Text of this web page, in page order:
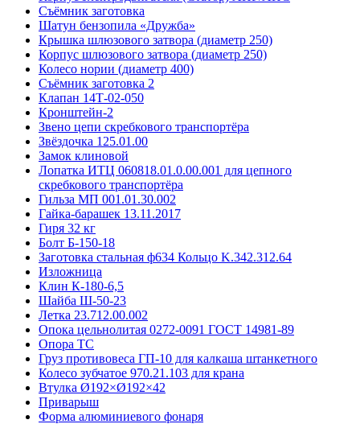
Съёмник заготовка
Шатун бензопила «Дружба»
Крышка шлюзового затвора (диаметр 250)
Корпус шлюзового затвора (диаметр 250)
Колесо нории (диаметр 400)
Съёмник заготовка 2
Клапан 14Т-02-050
Кронштейн-2
Звено цепи скребкового транспортёра
Звёздочка 125.01.00
Замок клиновой
Лопатка ИТЦ 060818.01.0.00.001 для цепного
скребкового транспортёра
Гильза МП 001.01.30.002
Гайка-барашек 13.11.2017
Гиря 32 кг
Болт Б-150-18
Заготовка стальная ф634 Кольцо K.342.312.64
Изложница
Клин К-180-6,5
Шайба Ш-50-23
Летка 23.712.00.002
Опока цельнолитая 0272-0091 ГОСТ 14981-89
Опора ТС
Груз противовеса ГП-10 для калкаша штанкетного
Колесо зубчатое 970.21.103 для крана
Втулка Ø192×Ø192×42
Приварыш
Форма алюминиевого фонаря